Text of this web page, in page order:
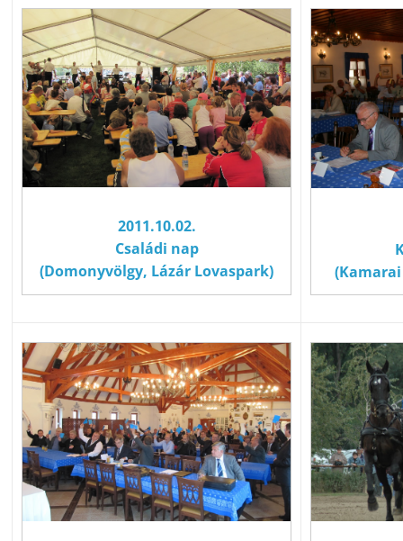
2011.10.02.
Családi nap
(Domonyvölgy, Lázár Lovaspark)